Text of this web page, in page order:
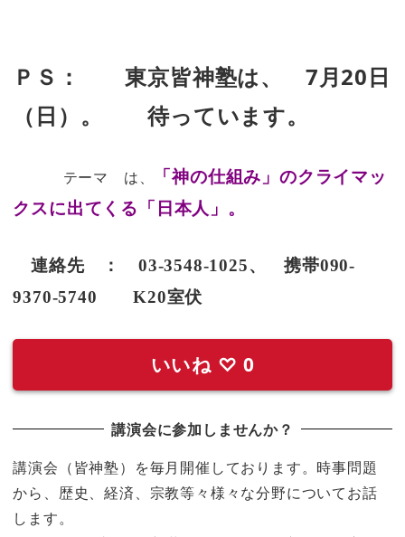
ＰＳ： 東京皆神塾は、 7月20日
（日）。 待っています。
テーマ は、
「神の仕組み」のクライマッ
クスに出てくる「日本人」。
連絡先 ： 03-3548-1025、 携帯090-
9370-5740 K20室伏
いいね ♡ 0
講演会に参加しませんか？
講演会（皆神塾）を毎月開催しております。時事問題
から、歴史、経済、宗教等々様々な分野についてお話
します。